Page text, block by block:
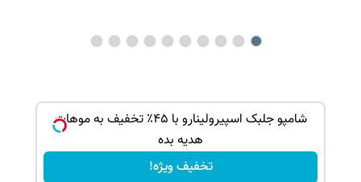
شامپو جلبک اسپیرولینارو با ۴۵٪ تخفیف به موهات
هدیه بده
تخفیف ویژه!